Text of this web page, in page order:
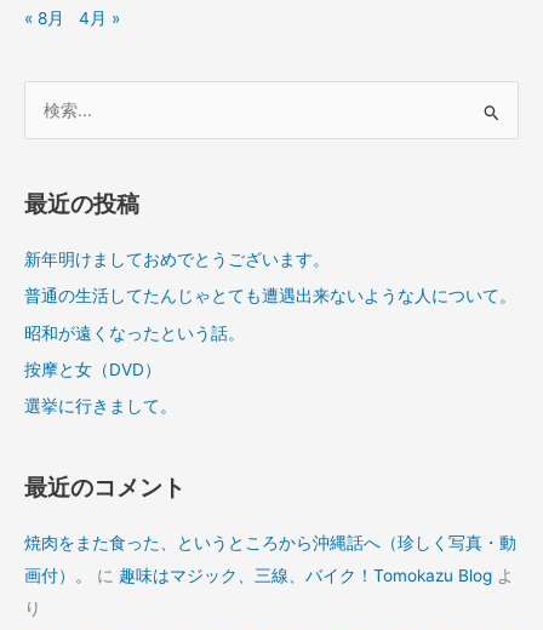
« 8月 4月 »
象
最近の投稿
新年明けましておめでとうございます。
普通の生活してたんじゃとても遭遇出来ないような人について。
昭和が遠くなったという話。
按摩と女（DVD）
選挙に行きまして。
最近のコメント
焼肉をまた食った、というところから沖縄話へ（珍しく写真・動
画付）。
に 趣味はマジック、三線、バイク！Tomokazu Blog よ
り